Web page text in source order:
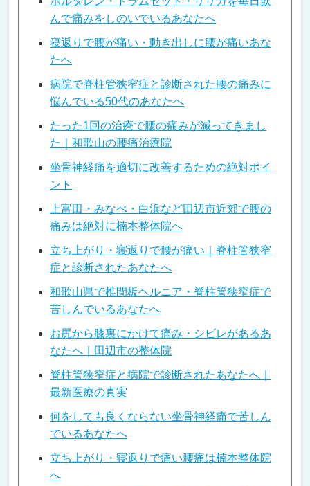
んで痛みをしのいでいるあなたへ
寝返りで腰が痛い・動き出しに腰が痛いあな
たへ
病院で脊柱管狭窄症と診断された腰の痛みに
悩んでいる50代のあなたへ
たった1回の治療で腰の痛みが減ってきまし
た｜和歌山の腰痛治療院
坐骨神経痛を適切に改善するための絶対ポイ
ント
上富田・みなべ・白浜など田辺市近郊で腰の
痛みは絶対に楠本整体院へ
立ち上がり・寝返りで腰が痛い｜脊柱管狭窄
症と診断されたあなたへ
和歌山県で椎間板ヘルニア・脊柱管狭窄症で
苦しんでいるあなたへ
お尻から膝裏にかけて痛み・シビレがあるあ
なたへ｜田辺市の整体院
脊柱管狭窄症と病院で診断されたあなたへ｜
最新医療の真実
何をしても良くならない坐骨神経痛で苦しん
でいるあなたへ
立ち上がり・寝返りで痛い腰痛は楠本整体院
へ